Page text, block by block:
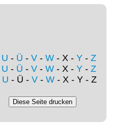
U - Ü - V - W - X - Y - Z
U - Ü - V - W - X - Y - Z
U - Ü - V- W- X - Y - Z